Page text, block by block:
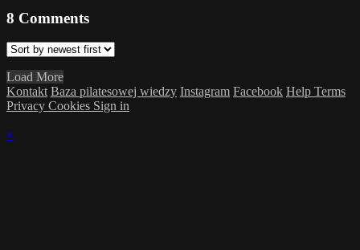
8 Comments
Load More
Kontakt Baza pilatesowej wiedzy Instagram Facebook Help Terms
Privacy Cookies Sign in
×